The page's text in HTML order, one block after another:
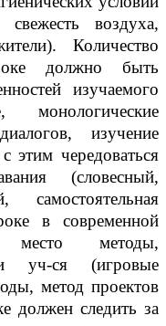
воздуха,
Количество
должно быть
изучаемого
изучение
этим чередоваться
(словесный,
самостоятельная
в современной
методы,
уч-ся (игровые
метод проектов
должен следить за